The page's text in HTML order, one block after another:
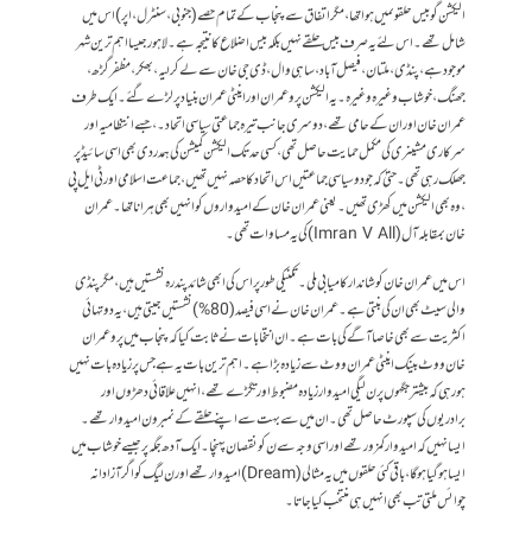
الیکشن گو بیس حلقوںمیں ہوا تھا، مگر اتفاق سے پنجاب کے تمام حصے (جنوبی، سنٹرل، اپر )اس میں
شامل تھے۔ اس لئے یہ صرف بیس حلقے نہیں بلکہ بیس اضلاع کا نتیجہ ہے۔ لاہور جیسا اہم ترین شہر
موجود ہے، پنڈی، ملتان، فیصل آباد، ساہی وال ، ڈی جی خان سے لے کر لیہ، بھکر، مظفر گڑھ،
جھنگ ،خوشاب وغیرہ وغیرہ۔ یہ الیکشن پرو عمران اور اینٹی عمران بنیاد پر لڑے گئے۔ ایک طرف
عمران خان اور ان کے حامی تھے ، دوسری جانب تیرہ جماعتی سیاسی اتحاد۔ ، جسے انتظامیہ اور
سرکاری مشینری کی مکمل حمایت حاصل تھی، کسی حد تک الیکشن کمیشن کی ہمدردی بھی اسی سائیڈ پر
جھلک رہی تھی۔حتیٰ کہ جو دو سیاسی جماعتیں اس اتحاد کا حصہ نہیں تھیں، جماعت اسلامی اور ٹی ایل پی
، وہ بھی الیکشن میں کھڑی تھیں۔ یعنی عمران خان کے امیدواروں کو انہیں بھی ہرانا تھا۔ عمران
خان بمقابلہ آل (Imran V All)کی یہ مساوات تھی۔
اس میں عمران خان کو شاندار کامیابی ملی ۔تکنیکی طور پر اس کی ابھی شائد پندرہ نشستیں ہیں، مگر پنڈی
والی سیٹ بھی ان کی بنتی ہے۔ عمران خان نے اسی فیصد (80%)نشستیں جیتی ہیں، یہ دو تہائی
اکثریت سے بھی خاصا آگے کی بات ہے۔ ان انتخابات نے ثابت کیا کہ پنجاب میں پرو عمران
خان ووٹ بینک اینٹی عمران ووٹ سے زیادہ بڑا ہے۔ اہم ترین بات یہ ہے جس پر زیادہ بات نہیں
ہو رہی کہ بیشتر جگہوں پرن لیگی امیدوار زیادہ مضبوط اور تگڑے تھے ، انہیں علاقائی دھڑوں اور
برادریوں کی سپورٹ حاصل تھی ۔ ان میں سے بہت سے اپنے حلقے کے نمبر ون امیدوار تھے ۔
ایسا نہیں کہ امیدوار کمزور تھے اور اسی وجہ سے ن کو نقصان پہنچا۔ ایک آدھ جگہ پر جیسے خوشاب میں
ایسا ہوگیا ہوگا، باقی کئی حلقوں میں یہ مثالی(Dream) امیدوار تھے اور ن لیگ کو اگر آزادانہ
چوائس ملتی تب بھی انہیں ہی منتخب کیا جاتا۔